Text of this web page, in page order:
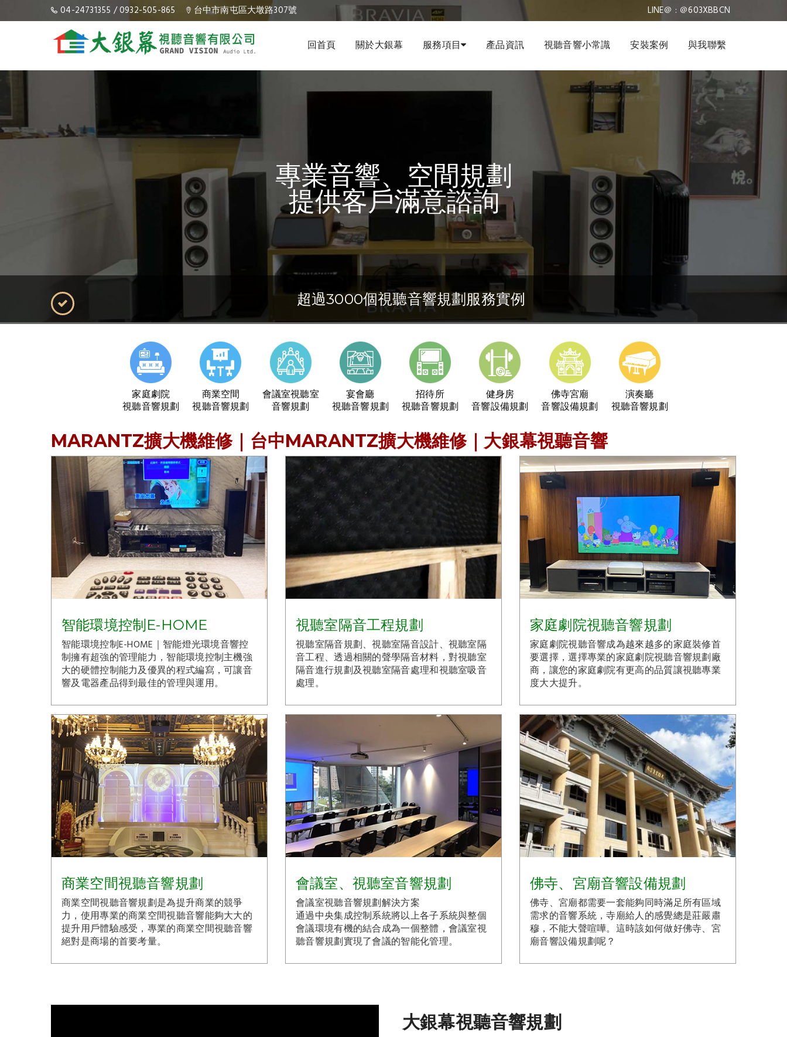
04-24731355 /0932-505-865 台中市南屯區大墩路307號 LINE＠ : ＠603XBBCN
回首頁 關於大銀幕 服務項目 產品資訊 視聽音響小常識 安裝案例 與我聯繫
marantz擴大機維修｜台中marantz擴大機維修｜大銀幕視聽音響
專業音響、空間規劃
提供客戶滿意諮詢
超過3000個視聽音響規劃服務實例
30年的視聽音響及空間規劃經驗
視聽音響專業規劃與施工
家庭劇院
視聽音響規劃
商業空間
視聽音響規劃
會議室視聽室
音響規劃
宴會廳
視聽音響規劃
招待所
視聽音響規劃
健身房
音響設備規劃
佛寺宮廟
音響設備規劃
演奏廳
視聽音響規劃
MARANTZ擴大機維修｜台中MARANTZ擴大機維修｜大銀幕視聽音響
智能環境控制E-HOME
智能環境控制E-HOME｜智能燈光環境音響控
制擁有超強的管理能力，智能環境控制主機強
大的硬體控制能力及優異的程式編寫，可讓音
響及電器產品得到最佳的管理與運用。
視聽室隔音工程規劃
視聽室隔音規劃、視聽室隔音設計、視聽室隔
音工程、透過相關的聲學隔音材料，對視聽室
隔音進行規劃及視聽室隔音處理和視聽室吸音
處理。
家庭劇院視聽音響規劃
家庭劇院視聽音響成為越來越多的家庭裝修首
要選擇，選擇專業的家庭劇院視聽音響規劃廠
商，讓您的家庭劇院有更高的品質讓視聽專業
度大大提升。
商業空間視聽音響規劃
商業空間視聽音響規劃是為提升商業的競爭
力，使用專業的商業空間視聽音響能夠大大的
提升用戶體驗感受，專業的商業空間視聽音響
絕對是商場的首要考量。
會議室、視聽室音響規劃
會議室視聽音響規劃解決方案
通過中央集成控制系統將以上各子系統與整個
會議環境有機的結合成為一個整體，會議室視
聽音響規劃實現了會議的智能化管理。
佛寺、宮廟音響設備規劃
佛寺、宮廟都需要一套能夠同時滿足所有區域
需求的音響系統，寺廟給人的感覺總是莊嚴肅
穆，不能大聲喧嘩。這時該如何做好佛寺、宮
廟音響設備規劃呢？
大銀幕視聽音響規劃